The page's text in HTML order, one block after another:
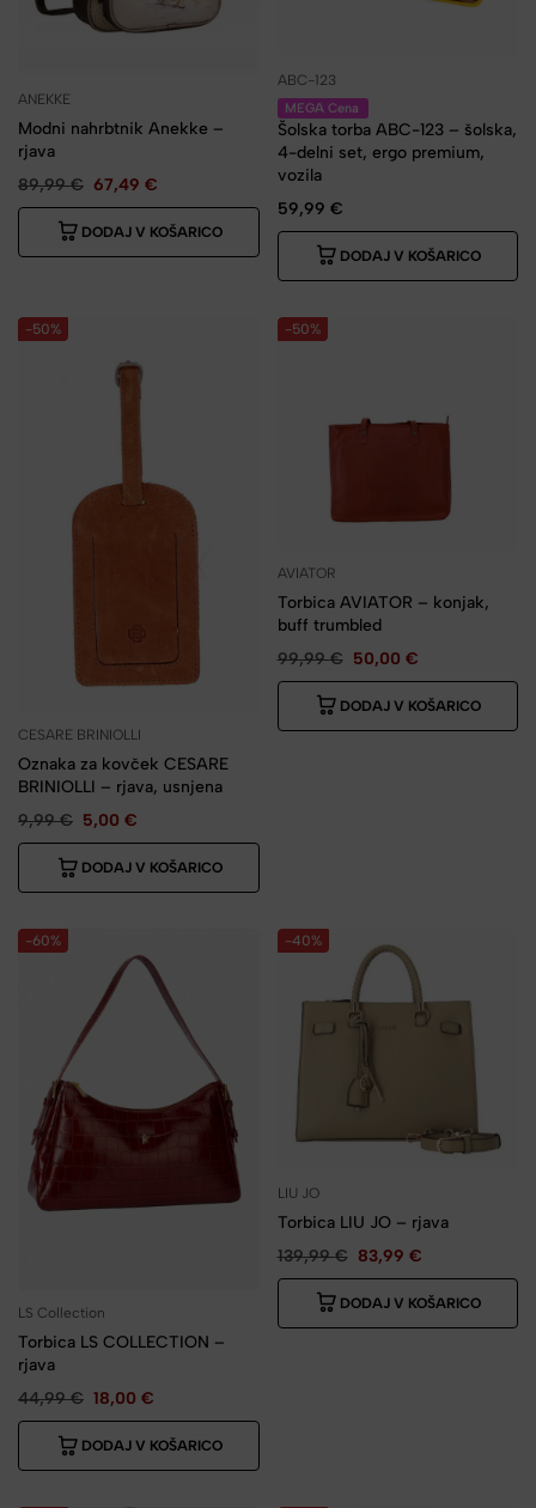
ANEKKE
Modni nahrbtnik Anekke –
rjava
89,99€ 67,49 €
DODAJ V KOŠARICO
ABC-123
MEGA Cena
Šolska torba ABC-123 – šolska,
4-delni set, ergo premium,
vozila
59,99 €
DODAJ V KOŠARICO
-50%
CESARE BRINIOLLI
Oznaka za kovček CESARE
BRINIOLLI – rjava, usnjena
9,99€ 5,00 €
DODAJ V KOŠARICO
-50%
AVIATOR
Torbica AVIATOR – konjak,
buff trumbled
99,99€ 50,00 €
DODAJ V KOŠARICO
-60%
LS Collection
Torbica LS COLLECTION –
rjava
44,99€ 18,00 €
DODAJ V KOŠARICO
-40%
LIU JO
Torbica LIU JO – rjava
139,99€ 83,99 €
DODAJ V KOŠARICO